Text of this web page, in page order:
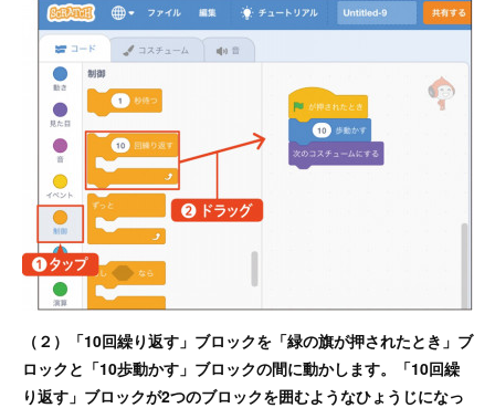
（２）「10回繰り返す」ブロックを「緑の旗が押されたとき」ブ
ロックと「10歩動かす」ブロックの間に動かします。「10回繰
り返す」ブロックが2つのブロックを囲むようなひょうじになっ